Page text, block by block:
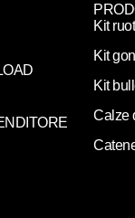
Kit
Kit
Kit
Calze